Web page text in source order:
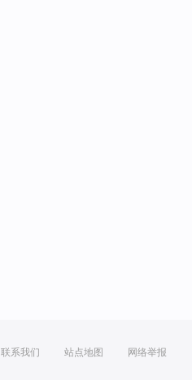
联系我们 站点地图 网络举报